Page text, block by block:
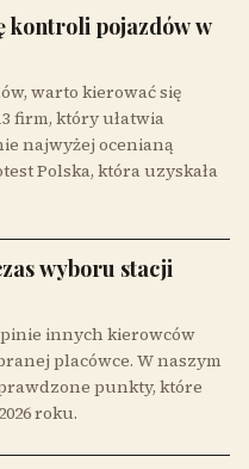
kontroli pojazdów w
warto kierować się
firm, który ułatwia
najwyżej ocenianą
Polska, która uzyskała
wyboru stacji
innych kierowców
placówce. W naszym
punkty, które
roku.